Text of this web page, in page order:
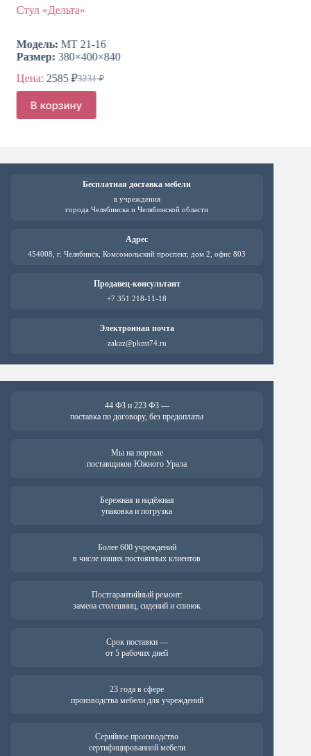
Стул «Дельта»
Модель:МТ 21-16
Размер:380×400×840
Цена:
3231₽
Первоначальная
составляла
3231 ₽.
2585₽Текущая
2585 ₽.
В корзину
Бесплатная доставка мебели
в учреждения
города Челябинска и Челябинской области
Адрес
454008, г. Челябинск, Комсомольский проспект, дом 2, офис 803
Продавец-консультант
+7 351 218-11-18
Электронная почта
zakaz@pkmt74.ru
44 ФЗ и 223 ФЗ —
поставка по договору, без предоплаты
Мы на портале
поставщиков Южного Урала
Бережная и надёжная
упаковка и погрузка
Более 600 учреждений
в числе наших постоянных клиентов
Постгарантийный ремонт:
замена столешниц, сидений и спинок
Срок поставки —
от 5 рабочих дней
23 года в сфере
производства мебели для учреждений
Серийное производство
сертифицированной мебели